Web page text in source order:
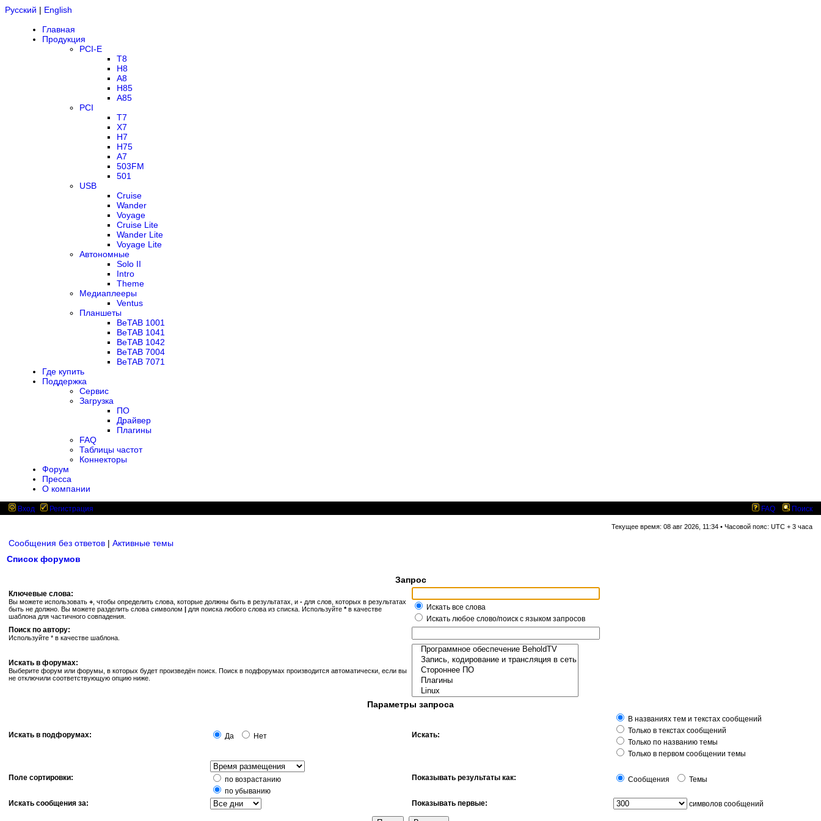
Русский | English
Главная
Продукция
PCI-E
T8
H8
A8
H85
A85
PCI
T7
X7
H7
H75
A7
503FM
501
USB
Cruise
Wander
Voyage
Cruise Lite
Wander Lite
Voyage Lite
Автономные
Solo II
Intro
Theme
Медиаплееры
Ventus
Планшеты
BeTAB 1001
BeTAB 1041
BeTAB 1042
BeTAB 7004
BeTAB 7071
Где купить
Поддержка
Сервис
Загрузка
ПО
Драйвер
Плагины
FAQ
Таблицы частот
Коннекторы
Форум
Пресса
О компании
Вход Регистрация FAQ Поиск
Текущее время: 08 авг 2026, 11:34 • Часовой пояс: UTC + 3 часа
Сообщения без ответов | Активные темы
Список форумов
Запрос
Ключевые слова:
Вы можете использовать + , чтобы определить слова, которые должны быть в результатах, и - для слов, которых в результатах
быть не должно. Вы можете разделить слова символом | для поиска любого слова из списка. Используйте *в качестве
шаблона для частичного совпадения.
Искать все слова
Искать любое слово/поиск с языком запросов
Поиск по автору:
Используйте * в качестве шаблона.
Искать в форумах:
Выберите форум или форумы, в которых будет произведён поиск. Поиск в подфорумах производится автоматически, если вы
не отключили соответствующую опцию ниже.
Параметры запроса
Искать в подфорумах: Да Нет Искать:
В названиях тем и текстах сообщений
Только в текстах сообщений
Только по названию темы
Только в первом сообщении темы
Поле сортировки:
по возрастанию
по убыванию
Показывать результаты как: Сообщения Темы
Искать сообщения за: Показывать первые: символов сообщений